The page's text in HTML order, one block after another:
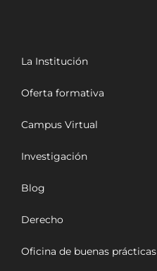
La Institución
Oferta formativa
Campus Virtual
Investigación
Blog
Derecho
Oficina de buenas prácticas